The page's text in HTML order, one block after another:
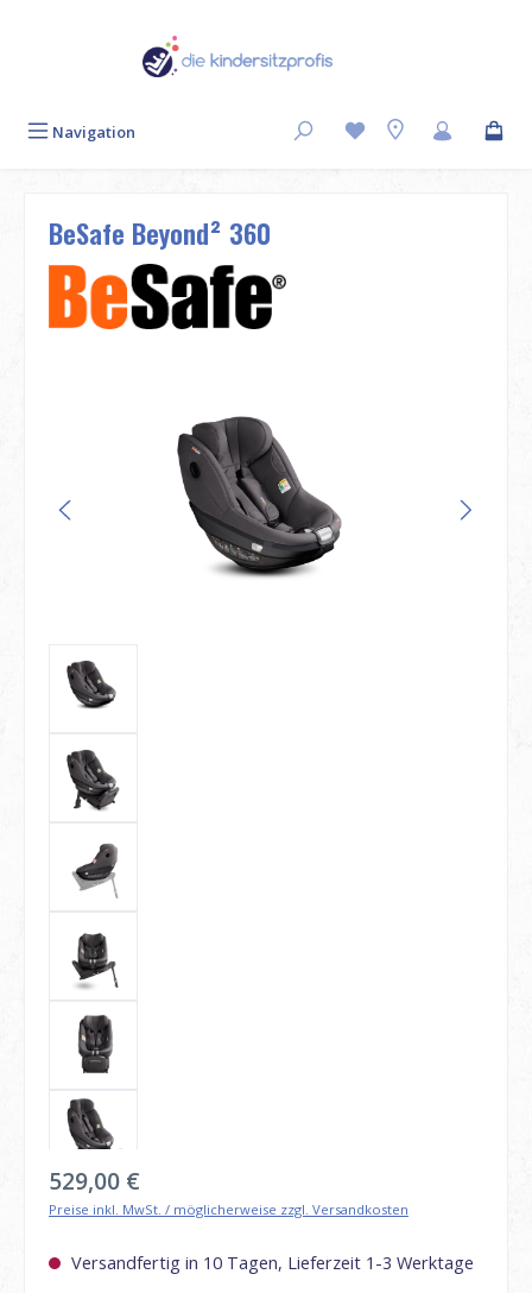
Navigation
BeSafe Beyond² 360
Regulärer Preis:
529,00 €
Preise inkl. MwSt. / möglicherweise zzgl. Versandkosten
Versandfertig in 10 Tagen, Lieferzeit 1-3 Werktage